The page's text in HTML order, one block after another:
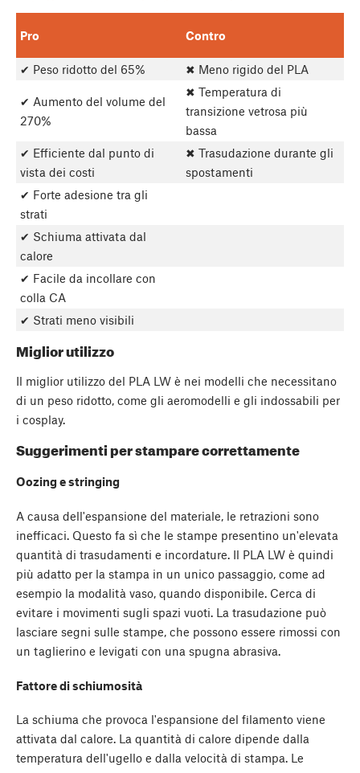
Pro Contro
✔ Peso ridotto del 65% ✖ Meno rigido del PLA
✔ Aumento del volume del
270%
✖ Temperatura di
transizione vetrosa più
bassa
✔ Efficiente dal punto di
vista dei costi
✖ Trasudazione durante gli
spostamenti
✔ Forte adesione tra gli
strati
✔ Schiuma attivata dal
calore
✔ Facile da incollare con
colla CA
✔ Strati meno visibili
Miglior utilizzo
Il miglior utilizzo del PLA LW è nei modelli che necessitano
di un peso ridotto, come gli aeromodelli e gli indossabili per
i cosplay.
Suggerimenti per stampare correttamente
Oozing e stringing
A causa dell'espansione del materiale, le retrazioni sono
inefficaci. Questo fa sì che le stampe presentino un'elevata
quantità di trasudamenti e incordature. Il PLA LW è quindi
più adatto per la stampa in un unico passaggio, come ad
esempio la modalità vaso, quando disponibile. Cerca di
evitare i movimenti sugli spazi vuoti. La trasudazione può
lasciare segni sulle stampe, che possono essere rimossi con
un taglierino e levigati con una spugna abrasiva.
Fattore di schiumosità
La schiuma che provoca l'espansione del filamento viene
attivata dal calore. La quantità di calore dipende dalla
temperatura dell'ugello e dalla velocità di stampa. Le